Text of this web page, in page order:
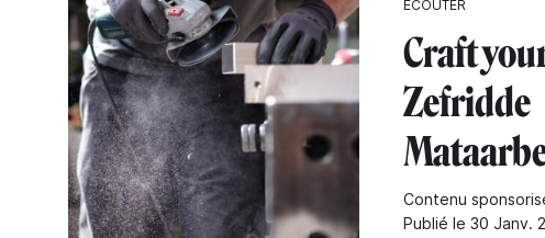
ÉCOUTER
Craft
Zefridde
Contenu
Publié le 30 Janv.